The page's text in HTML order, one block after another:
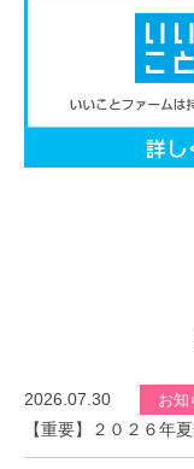
2026.07.30 お知
【重要】２０２６年